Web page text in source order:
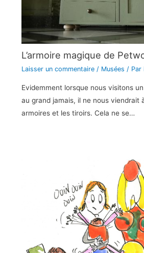
L’armoire magique de
Laisser un commentaire / Musées / Par
Evidemment lorsque nous visitons
au grand jamais, il ne nous viendrait
armoires et les tiroirs. Cela ne se…